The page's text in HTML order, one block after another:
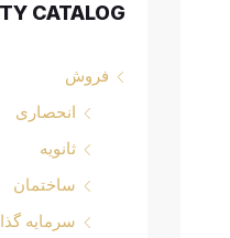
CATALOG
فروش
انحصاری
ثانویه
ساختمان
سرمایه